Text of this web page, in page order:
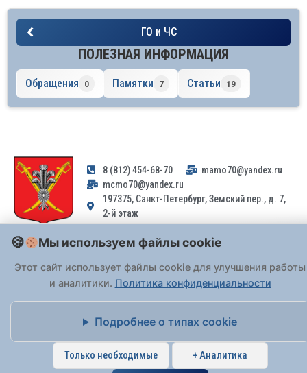
ГО и ЧС
ПОЛЕЗНАЯ ИНФОРМАЦИЯ
Обращения 0 Памятки 7 Статьи 19
8 (812) 454-68-70
mamo70@yandex.ru
mcmo70@yandex.ru
197375, Санкт-Петербург, Земский пер., д. 7,
2-й этаж
Заявления и обращения граждан и организаций, поступившие на
адрес email, не могут быть рассмотрены на основании
Федерального закона от 02.05.2006 № 59-ФЗ
. Обращения
принимаются только: по почте, черезпортал «Госуслуги» (ЕПГУ)
или лично при предъявлении паспорта.
На Сайте действуетПолитика обработки персональных данных.
Мы используем файлы cookie
Этот сайт использует файлы cookie для улучшения работы
и аналитики. Политика конфиденциальности
Подробнее о типах cookie
Только необходимые + Аналитика